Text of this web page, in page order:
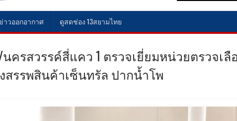
าวออกอากาศ ดูสดช่อง 13สยามไทย
ครสวรรค์สี่แคว 1 ตรวจเยี่ยมหน่วยตรวจเลื
รรพสินค้าเซ็นทรัล ปากน้ำโพ